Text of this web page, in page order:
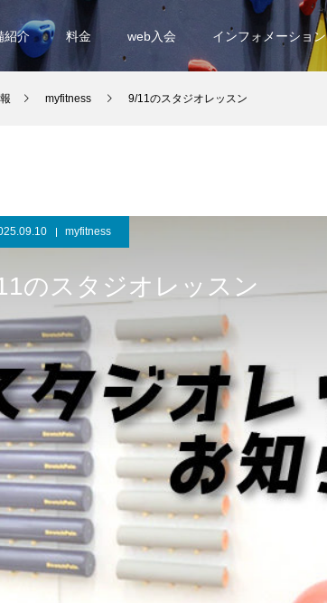
紹介 料金 web入会 インフォメーション
myfitness 9/11のスタジオレッスン
myfitness
のスタジオレッスン